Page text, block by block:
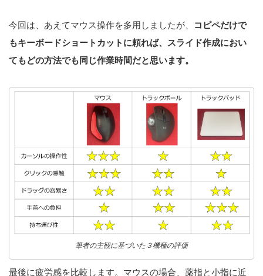
今回は、あえてマウス操作を多用しましたが、
コピペだけで
もキーボードショートカットに頼れば、スライド作成におい
てもどの方法でも同じ作業時間だと思います。
筆者の主観に基づいた３機種の評価
最後に疲労感を比較します。マウスの場合、薬指と小指に近